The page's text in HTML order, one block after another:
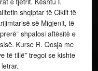
shqiptar të Ciklit të
së Migjenit, të
shpalosi aftësitë e
Kurse R. Qosja me
të tillë” tregoi se kishte